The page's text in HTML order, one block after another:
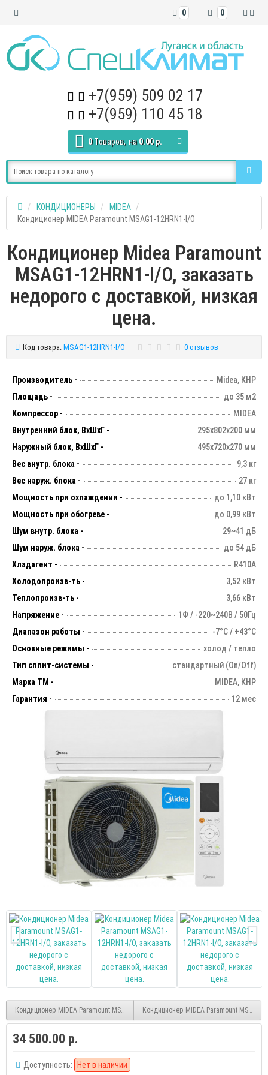
0
0
+7(959) 509 02 17
+7(959) 110 45 18
0 Tоваров, на 0.00 р.
КОНДИЦИОНЕРЫ
MIDEA
Кондиционер MIDEA Paramount MSAG1-12HRN1-I/O
Кондиционер Midea Paramount
MSAG1-12HRN1-I/O, заказать
недорого с доставкой, низкая
цена.
Код товара: MSAG1-12HRN1-I/O 0 отзывов
Производитель -
Midea, КНР
Площадь -
до 35 м2
Компрессор -
MIDEA
Внутренний блок, ВхШхГ -
295х802х200 мм
Наружный блок, ВхШхГ -
495х720х270 мм
Вес внутр. блока -
9,3 кг
Вес наруж. блока -
27 кг
Мощность при охлаждении -
до 1,10 кВт
Мощность при обогреве -
до 0,99 кВт
Шум внутр. блока -
29~41 дБ
Шум наруж. блока -
до 54 дБ
Хладагент -
R410А
Холодопроизв-ть -
3,52 кВт
Теплопроизв-ть -
3,66 кВт
Напряжение -
1Ф / -220~240В / 50Гц
Диапазон работы -
-7°С / +43°С
Основные режимы -
холод / тепло
Тип сплит-системы -
стандартный (On/Off)
Марка ТМ -
MIDEA, КНР
Гарантия -
12 мес
Кондиционер MIDEA Paramount MSAG1-09HRN1-I/OКондиционер MIDEA Paramount MSAG1-
34 500.00 р.
Доступность: Нет в наличии